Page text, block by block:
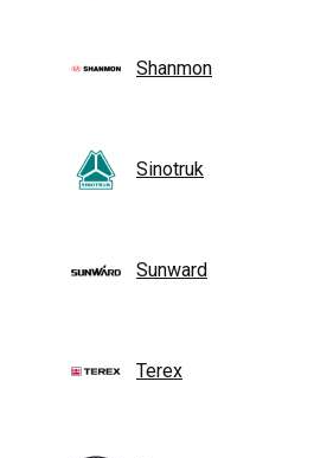
Shanmon
Sinotruk
Sunward
Terex